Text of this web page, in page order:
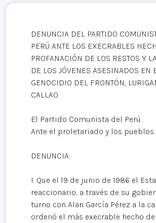
DENUNCIA DEL PARTIDO
PERÚ ANTE LOS EXECRABLES
PROFANACIÓN DE LOS RESTOS Y
DE LOS JÓVENES ASESINADOS EN
GENOCIDIO DEL FRONTÓN,
CALLAO.
El Partido Comunista del Perú
Ante el proletariado y los
DENUNCIA:
I. Que el 19 de junio de 1986 el
reaccionario, a través de su
turno con Alan García Pérez a la
ordenó el más execrable hecho